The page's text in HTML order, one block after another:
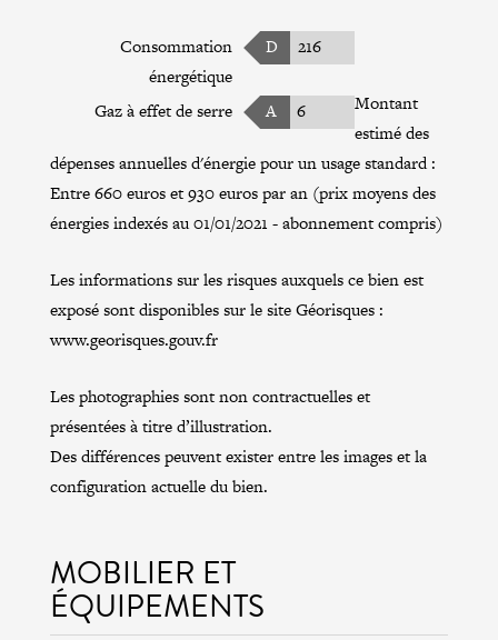
Consommation
énergétique
D 216
Gaz à effet de serre A 6
Montant
estimé des
dépenses annuelles d'énergie pour un usage standard :
Entre 660 euros et 930 euros par an (prix moyens des
énergies indexés au 01/01/2021 - abonnement compris)
Les informations sur les risques auxquels ce bien est
exposé sont disponibles sur le site Géorisques :
www.georisques.gouv.fr
Les photographies sont non contractuelles et
présentées à titre d’illustration.
Des différences peuvent exister entre les images et la
configuration actuelle du bien.
MOBILIER ET
ÉQUIPEMENTS